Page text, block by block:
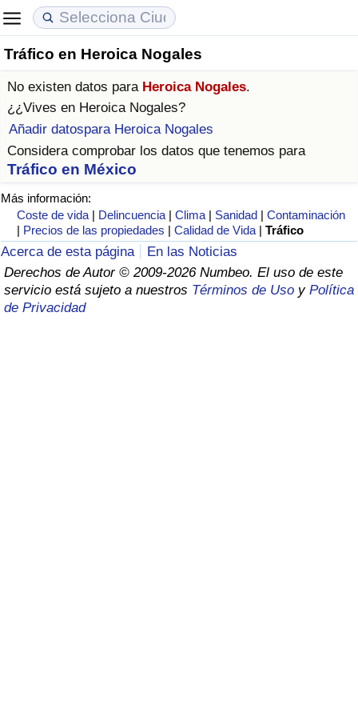
Tráfico en Heroica Nogales
No existen datos para Heroica Nogales.
¿¿Vives en Heroica Nogales?
Añadir datospara Heroica Nogales
Considera comprobar los datos que tenemos para
Tráfico en México
Más información:
Coste de vida | Delincuencia |Clima | Sanidad |Contaminación
| Precios de las propiedades |Calidad de Vida |Tráfico
Acerca de esta página
En las Noticias
Derechos de Autor © 2009-2026 Numbeo. El uso de este
servicio está sujeto a nuestros Términos de Uso y Política
de Privacidad
Coste de vida
Índice de Costo de Vida (Actual)
Índice de Costo de Vida
Índice de costo de vida por país
en aqaba
Precios de las propiedades
Índice de Precios de Inmuebles (Actual)
Índice de Precios de Inmuebles
Índice de Precios de Inmuebles por País
Calidad de Vida
Índice de Calidad de Vida
Índice de Calidad de Vida (Actual)
Índice de calidad de vida por país
Delincuencia
Calificación del Índice de Criminalidad
(Actual)